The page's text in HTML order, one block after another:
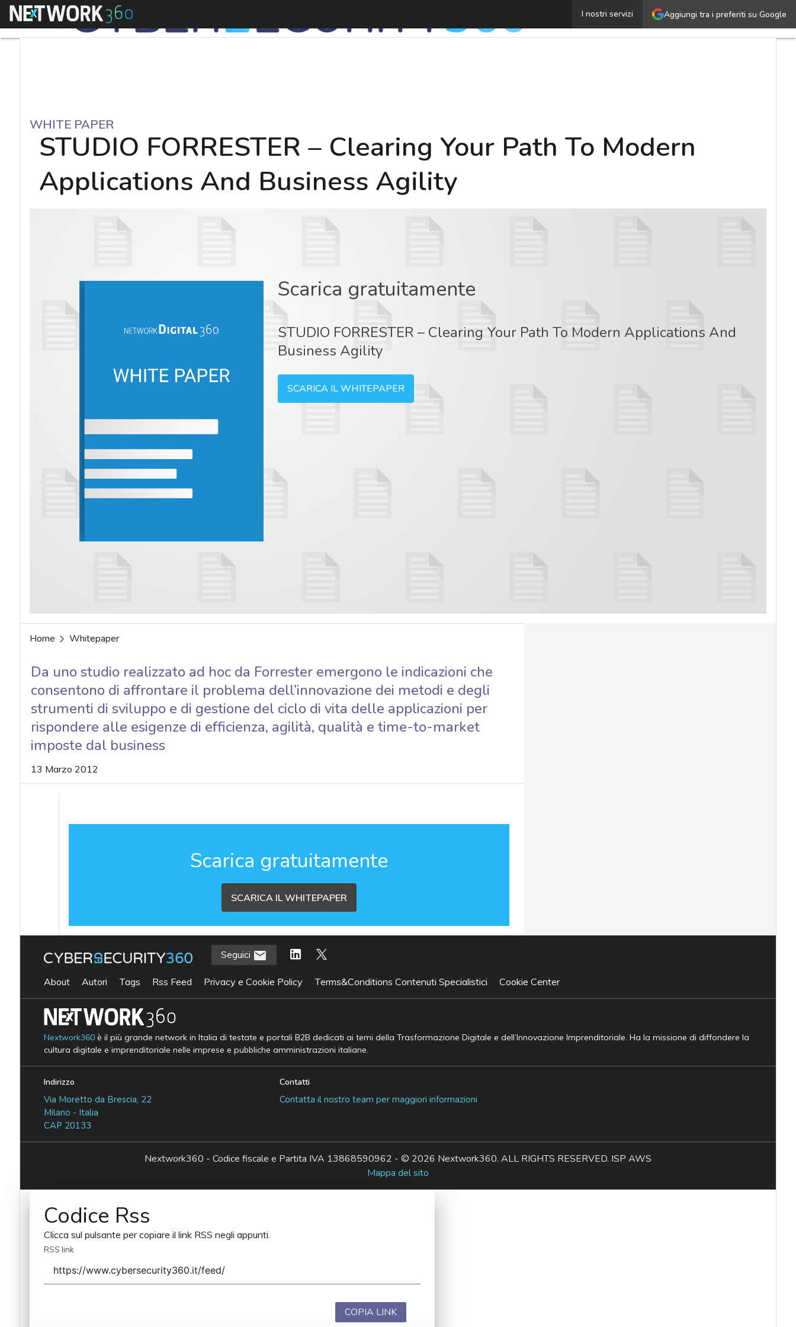
Aggiungi tra i preferiti su Google
I nostri servizi
Menu STUDIO FORRESTER – Clearing Your Path To
WHITE PAPER
STUDIO FORRESTER – Clearing Your Path To Modern
Applications And Business Agility
Scarica gratuitamente
STUDIO FORRESTER – Clearing Your Path To Modern Applications And
Business Agility
SCARICA IL WHITEPAPER
Home Whitepaper
Da uno studio realizzato ad hoc da Forrester emergono le indicazioni che
consentono di affrontare il problema dell’innovazione dei metodi e degli
strumenti di sviluppo e di gestione del ciclo di vita delle applicazioni per
rispondere alle esigenze di efficienza, agilità, qualità e time-to-market
imposte dal business
13 Marzo 2012
Scarica gratuitamente
SCARICA IL WHITEPAPER
Seguici
About Autori Tags Rss Feed Privacy e Cookie Policy Terms&Conditions Contenuti Specialistici Cookie Center
Nextwork360è il più grande network in Italia di testate e portali B2B dedicati ai temi della Trasformazione Digitale e dell’Innovazione Imprenditoriale. Ha la missione di diffondere la
cultura digitale e imprenditoriale nelle imprese e pubbliche amministrazioni italiane.
Indirizzo
Via Moretto da Brescia, 22
Milano - Italia
CAP 20133
Contatti
Contatta il nostro team per maggiori informazioni
Nextwork360 - Codice fiscale e Partita IVA 13868590962 - © 2026 Nextwork360. ALL RIGHTS RESERVED. ISP AWS
Mappa del sito
Codice Rss
Clicca sul pulsante per copiare il link RSS negli appunti.
RSS link
COPIA LINK